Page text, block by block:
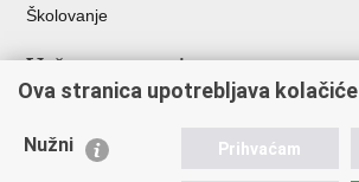
Školovanje
Važne poveznice
Ministarstvo unutarnjih poslova
Udruge
Ova stranica upotrebljava kolačiće
Nužni Prihvaćam